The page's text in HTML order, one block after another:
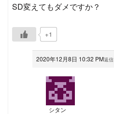
SD変えてもダメですか？
+1
2020年12月8日 10:32 PM返信
シタン